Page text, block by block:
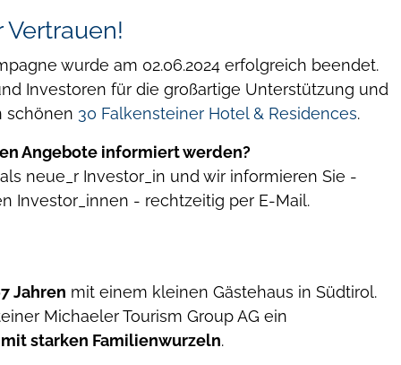
Vertrauen!
wurde am 02.06.2024 erfolgreich beendet.
Investoren für die großartige Unterstützung und
schönen 30 Falkensteiner Hotel & Residences.
Angebote informiert werden?
neue_r Investor_in und wir informieren Sie -
Investor_innen - rechtzeitig per E-Mail.
Jahren mit einem kleinen Gästehaus in Südtirol.
Michaeler Tourism Group AG ein
starken Familienwurzeln.